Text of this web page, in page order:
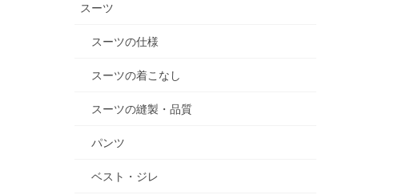
スーツ
スーツの仕様
スーツの着こなし
スーツの縫製・品質
パンツ
ベスト・ジレ